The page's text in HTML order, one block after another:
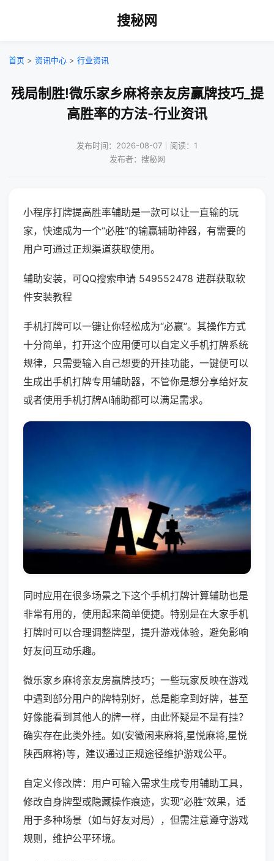
搜秘网
首页 > 资讯中心 > 行业资讯
残局制胜!微乐家乡麻将亲友房赢牌技巧_提
高胜率的方法-行业资讯
发布时间：2026-08-07｜阅读：1
发布者：搜秘网
小程序打牌提高胜率辅助是一款可以让一直输的玩
家，快速成为一个“必胜”的输赢辅助神器，有需要的
用户可通过正规渠道获取使用。
辅助安装，可QQ搜索申请 549552478 进群获取软
件安装教程
手机打牌可以一键让你轻松成为“必赢”。其操作方式
十分简单，打开这个应用便可以自定义手机打牌系统
规律，只需要输入自己想要的开挂功能，一键便可以
生成出手机打牌专用辅助器，不管你是想分享给好友
或者使用手机打牌AI辅助都可以满足需求。
同时应用在很多场景之下这个手机打牌计算辅助也是
非常有用的，使用起来简单便捷。特别是在大家手机
打牌时可以合理调整牌型，提升游戏体验，避免影响
好友间互动乐趣。
微乐家乡麻将亲友房赢牌技巧；一些玩家反映在游戏
中遇到部分用户的牌特别好，总是能拿到好牌，甚至
好像能看到其他人的牌一样，由此怀疑是不是有挂？
确实存在此类外挂。如(安徽闲来麻将,星悦麻将,星悦
陕西麻将)等，建议通过正规途径维护游戏公平。
自定义修改牌：用户可输入需求生成专用辅助工具，
修改自身牌型或隐藏操作痕迹，实现“必胜”效果，适
用于多种场景（如与好友对局），但需注意遵守游戏
规则，维护公平环境。